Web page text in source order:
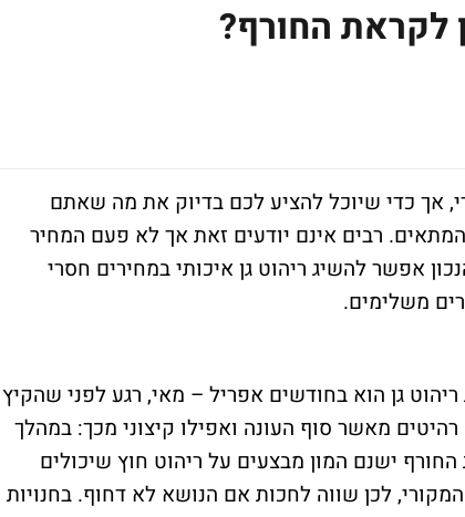
לקראת החורף?
אך כדי שיוכל להציע לכם בדיוק את מה שאתם
רבים אינם יודעים זאת אך לא פעם המחיר
אפשר להשיג ריהוט גן איכותי במחירים חסרי
משלימים.
גן הוא בחודשים אפריל – מאי, רגע לפני שהקיץ
מאשר סוף העונה ואפילו קיצוני מכך: במהלך
ישנם המון מבצעים על ריהוט חוץ שיכולים
70% פחות מהמחיר המקורי, לכן שווה לחכות אם הנושא לא דחוף. בחנויות